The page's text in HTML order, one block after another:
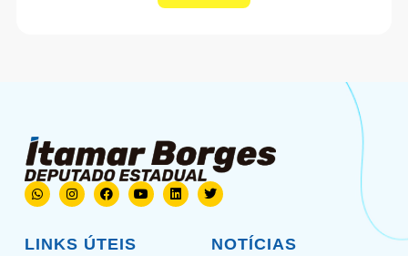
LINKS ÚTEIS NOTÍCIAS